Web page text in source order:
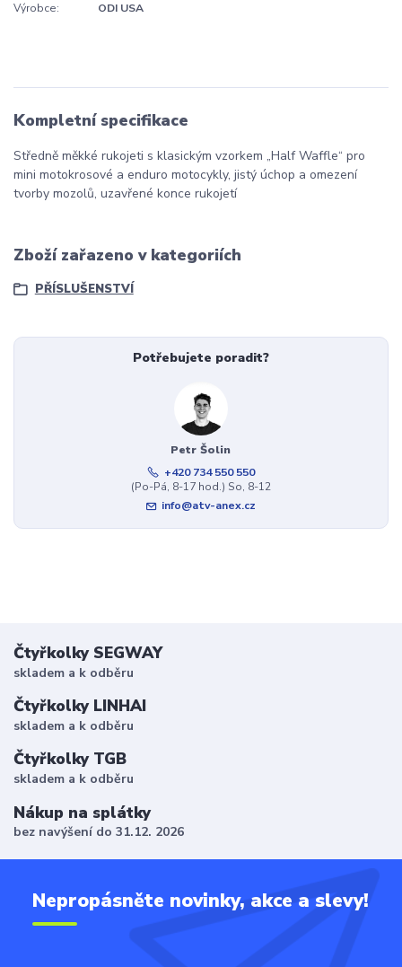
Výrobce:
ODI USA
Kompletní specifikace
Středně měkké rukojeti s klasickým vzorkem „Half Waffle“ pro
mini motokrosové a enduro motocykly, jistý úchop a omezení
tvorby mozolů, uzavřené konce rukojetí
Zboží zařazeno v kategoriích
PŘÍSLUŠENSTVÍ
Potřebujete poradit?
Petr Šolin
+420 734 550 550
(Po-Pá, 8-17 hod.) So, 8-12
info@atv-anex.cz
Čtyřkolky SEGWAY
skladem a k odběru
Čtyřkolky LINHAI
skladem a k odběru
Čtyřkolky TGB
skladem a k odběru
Nákup na splátky
bez navýšení do 31.12. 2026
Nepropásněte novinky, akce a slevy!